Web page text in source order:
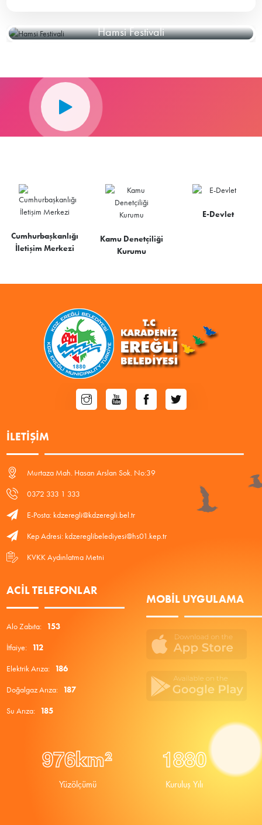
Hamsi Festivali
Cumhurbaşkanlığı
İletişim Merkezi
Kamu Denetçiliği
Kurumu
E-Devlet
İLETIŞIM
Murtaza Mah. Hasan Arslan Sok. No:39
0372 333 1 333
E-Posta: kdzeregli@kdzeregli.bel.tr
Kep Adresi: kdzereglibelediyesi@hs01.kep.tr
KVKK Aydınlatma Metni
ACIL TELEFONLAR
Alo Zabıta: 153
İtfaiye: 112
Elektrik Arıza: 186
Doğalgaz Arıza: 187
Su Arıza: 185
MOBIL UYGULAMA
976km²
Yüzölçümü
1880
Kuruluş Yılı